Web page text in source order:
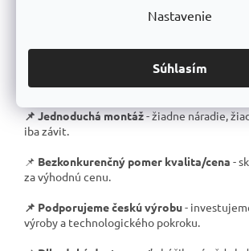
Nastavenie
Súhlasím
kovových nástrojov a závesných systémov.
navrhnuté pre dlhú životnosť a maximálne
- používame silný
životnosť a stabilitu.
📌 Jednoduchá montáž- žiadne náradie,
iba závit.
📌 Bezkonkurenčný pomer kvalita/cena -
za výhodnú cenu.
📌 Podporujeme českú výrobu-
výroby a technologického pokroku.